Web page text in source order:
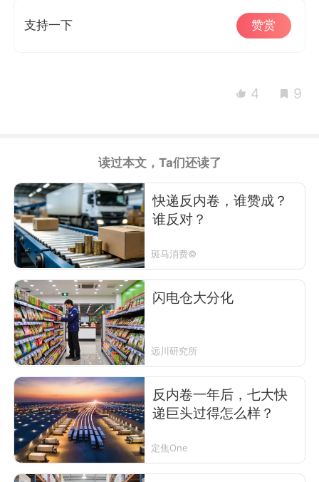
支持一下 赞赏
4 9
读过本文，Ta们还读了
快递反内卷，谁赞成？
谁反对？
斑马消费©
闪电仓大分化
远川研究所
反内卷一年后，七大快
递巨头过得怎么样？
定焦One